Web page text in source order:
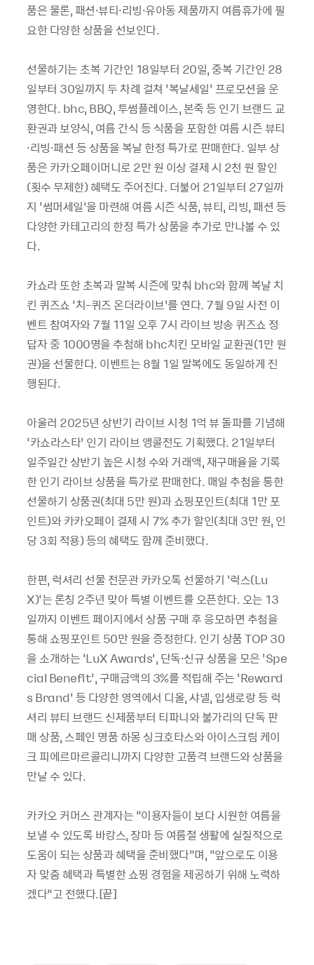
품은 물론, 패션·뷰티·리빙·유아동 제품까지 여름휴가에 필
요한 다양한 상품을 선보인다.
선물하기는 초복 기간인 18일부터 20일, 중복 기간인 28
일부터 30일까지 두 차례 걸쳐 ‘복날세일’ 프로모션을 운
영한다. bhc, BBQ, 투썸플레이스, 본죽 등 인기 브랜드 교
환권과 보양식, 여름 간식 등 식품을 포함한 여름 시즌 뷰티
·리빙·패션 등 상품을 복날 한정 특가로 판매한다. 일부 상
품은 카카오페이머니로 2만 원 이상 결제 시 2천 원 할인
(횟수 무제한) 혜택도 주어진다. 더불어 21일부터 27일까
지 ‘썸머세일’을 마련해 여름 시즌 식품, 뷰티, 리빙, 패션 등
다양한 카테고리의 한정 특가 상품을 추가로 만나볼 수 있
다.
카쇼라 또한 초복과 말복 시즌에 맞춰 bhc와 함께 복날 치
킨 퀴즈쇼 ‘치-퀴즈 온더라이브’를 연다. 7월 9일 사전 이
벤트 참여자와 7월 11일 오후 7시 라이브 방송 퀴즈쇼 정
답자 중 1000명을 추첨해 bhc치킨 모바일 교환권(1만 원
권)을 선물한다. 이벤트는 8월 1일 말복에도 동일하게 진
행된다.
아울러 2025년 상반기 라이브 시청 1억 뷰 돌파를 기념해
‘카쇼라스타’ 인기 라이브 앵콜전도 기획했다. 21일부터
일주일간 상반기 높은 시청 수와 거래액, 재구매율을 기록
한 인기 라이브 상품을 특가로 판매한다. 매일 추첨을 통한
선물하기 상품권(최대 5만 원)과 쇼핑포인트(최대 1만 포
인트)와 카카오페이 결제 시 7% 추가 할인(최대 3만 원, 인
당 3회 적용) 등의 혜택도 함께 준비했다.
한편, 럭셔리 선물 전문관 카카오톡 선물하기 ‘럭스(Lu
X)’는 론칭 2주년 맞아 특별 이벤트를 오픈한다. 오는 13
일까지 이벤트 페이지에서 상품 구매 후 응모하면 추첨을
통해 쇼핑포인트 50만 원을 증정한다. 인기 상품 TOP 30
을 소개하는 ‘LuX Awards’, 단독·신규 상품을 모은 ‘Spe
cial Benefit’, 구매금액의 3%를 적립해 주는 ‘Reward
s Brand’ 등 다양한 영역에서 디올, 샤넬, 입생로랑 등 럭
셔리 뷰티 브랜드 신제품부터 티파니와 불가리의 단독 판
매 상품, 스페인 명품 하몽 싱크호타스와 아이스크림 케이
크 피에르마르콜리니까지 다양한 고품격 브랜드와 상품을
만날 수 있다.
카카오 커머스 관계자는 “이용자들이 보다 시원한 여름을
보낼 수 있도록 바캉스, 장마 등 여름철 생활에 실질적으로
도움이 되는 상품과 혜택을 준비했다”며, “앞으로도 이용
자 맞춤 혜택과 특별한 쇼핑 경험을 제공하기 위해 노력하
겠다”고 전했다.[끝]